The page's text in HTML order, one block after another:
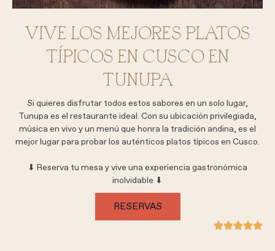
VIVE LOS MEJORES PLATOS
TÍPICOS EN CUSCO EN
TUNUPA
Si quieres disfrutar todos estos sabores en un solo lugar,
Tunupa es el restaurante ideal. Con su ubicación privilegiada,
música en vivo y un menú que honra la tradición andina, es el
mejor lugar para probar los auténticos platos típicos en Cusco.
⬇ Reserva tu mesa y vive una experiencia gastronómica
inolvidable ⬇
RESERVAS